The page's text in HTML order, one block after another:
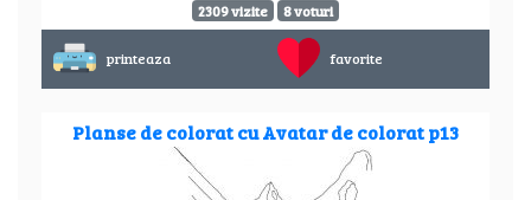
2309 vizite 8 voturi
printeaza favorite
Planse de colorat cu Avatar de colorat p13